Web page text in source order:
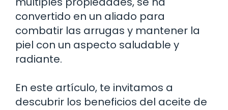
convertido en un aliado para
combatir las arrugas y mantener la
piel con un aspecto saludable y
radiante.
En este artículo, te invitamos a
descubrir los beneficios del aceite de